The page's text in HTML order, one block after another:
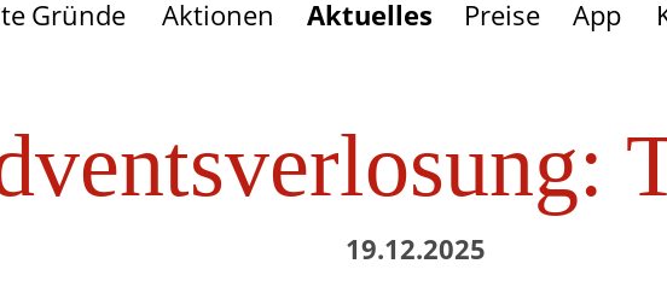
Gründe Aktionen Aktuelles Preise App
19.12.2025